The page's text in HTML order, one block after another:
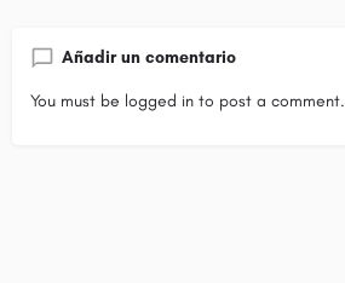
Añadir un comentario
You must be logged in to post a comment.